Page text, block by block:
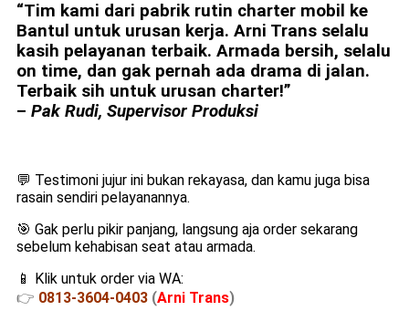
“Tim kami dari pabrik rutin charter mobil ke
Bantul untuk urusan kerja. Arni Trans selalu
kasih pelayanan terbaik. Armada bersih, selalu
on time, dan gak pernah ada drama di jalan.
Terbaik sih untuk urusan charter!”
– Pak Rudi, Supervisor Produksi
💬 Testimoni jujur ini bukan rekayasa, dan kamu juga bisa
rasain sendiri pelayanannya.
🎯 Gak perlu pikir panjang, langsung aja order sekarang
sebelum kehabisan seat atau armada.
📱 Klik untuk order via WA:
👉 0813-3604-0403 (Arni Trans)